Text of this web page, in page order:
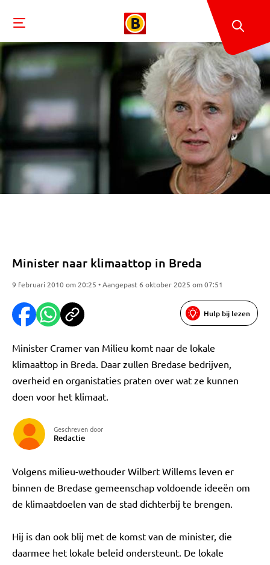
Minister naar klimaattop in Breda
9 februari 2010 om 20:25 • Aangepast 6 oktober 2025 om 07:51
Hulp bij lezen
Minister Cramer van Milieu komt naar de lokale
klimaattop in Breda. Daar zullen Bredase bedrijven,
overheid en organistaties praten over wat ze kunnen
doen voor het klimaat.
Geschreven door
Redactie
Volgens milieu-wethouder Wilbert Willems leven er
binnen de Bredase gemeenschap voldoende ideeën om
de klimaatdoelen van de stad dichterbij te brengen.
Hij is dan ook blij met de komst van de minister, die
daarmee het lokale beleid ondersteunt. De lokale